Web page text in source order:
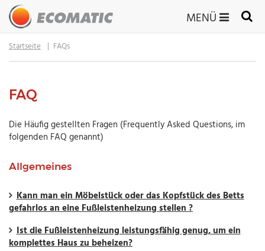
FAQ
Die Häufig gestellten Fragen (Frequently Asked Questions, im
folgenden FAQ genannt)
Allgemeines
Kann man ein Möbelstück oder das Kopfstück des Betts
gefahrlos an eine Fußleistenheizung stellen ?
Ist die Fußleistenheizung leistungsfähig genug, um ein
komplettes Haus zu beheizen?
MENÜ
Startseite FAQs